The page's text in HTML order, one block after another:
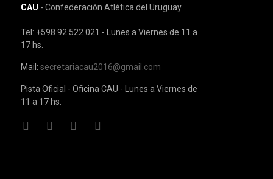
CAU - Confederación Atlética del Uruguay.
Tel: +598 92 522 021 - Lunes a Viernes de 11 a
17 hs.
Mail: secretariacau2016@gmail.com
Pista Oficial - Oficina CAU - Lunes a Viernes de
11 a 17 hs.